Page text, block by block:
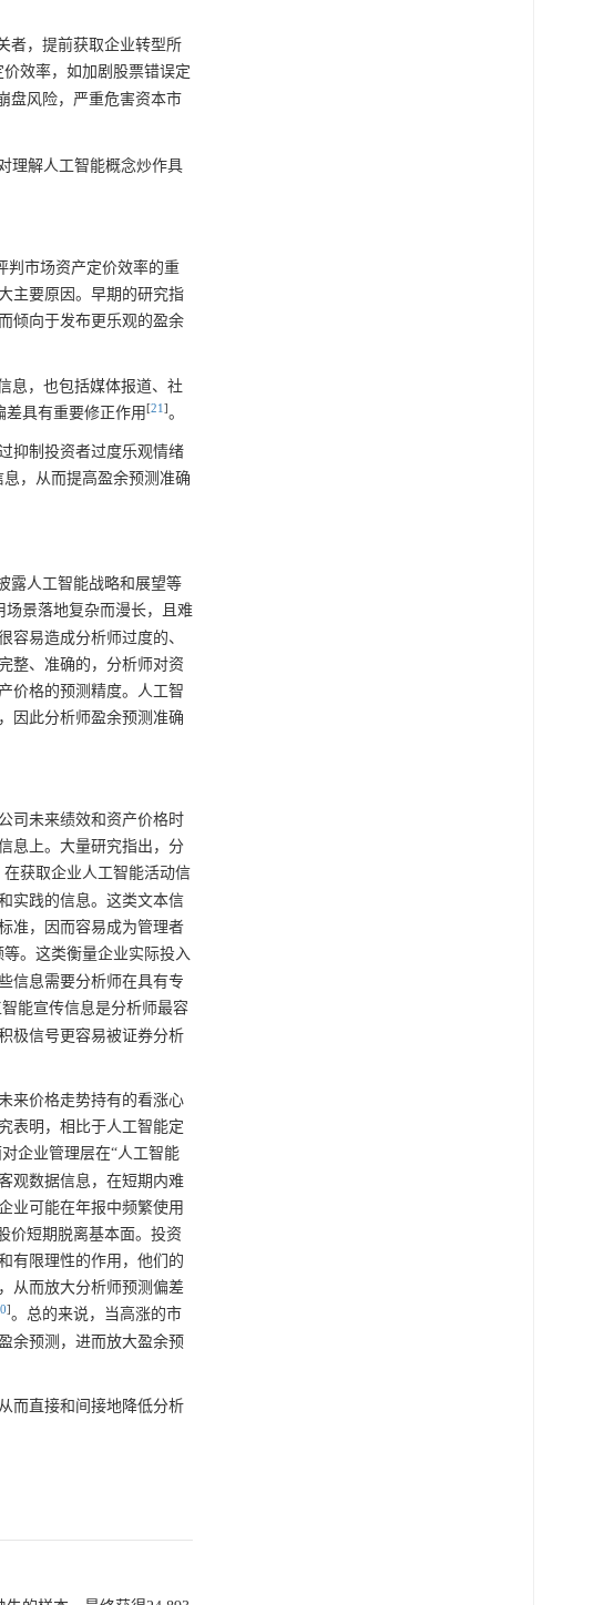
者，提前获取企业转型所
效率，如加剧股票错误定
盘风险，严重危害资本市
理解人工智能概念炒作具
判市场资产定价效率的重
主要原因。早期的研究指
倾向于发布更乐观的盈余
息，也包括媒体报道、社
具有重要修正作用 [21 ]。
抑制投资者过度乐观情绪
，从而提高盈余预测准确
露人工智能战略和展望等
景落地复杂而漫长，且难
容易造成分析师过度的、
整、准确的，分析师对资
价格的预测精度。人工智
因此分析师盈余预测准确
司未来绩效和资产价格时
息上。大量研究指出，分
在获取企业人工智能活动信
实践的信息。这类文本信
准，因而容易成为管理者
。这类衡量企业实际投入
信息需要分析师在具有专
能宣传信息是分析师最容
极信号更容易被证券分析
来价格走势持有的看涨心
表明，相比于人工智能定
企业管理层在“人工智能
观数据信息，在短期内难
业可能在年报中频繁使用
价短期脱离基本面。投资
有限理性的作用，他们的
从而放大分析师预测偏差
]。总的来说，当高涨的市
余预测，进而放大盈余预
而直接和间接地降低分析